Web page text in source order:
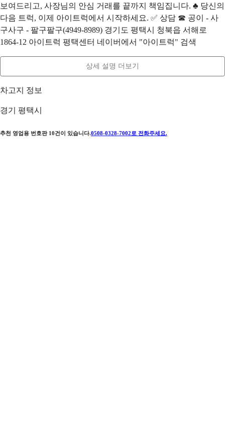
보여드리고, 사장님의 안심 거래를 끝까지 책임집니다. ♣ 당신의
다음 트럭, 이제 아이트럭에서 시작하세요. ✅ 상담 ☎ 공이 - 사
구사구 - 팔구팔구(4949-8989) 경기도 평택시 청북읍 서해로
1864-12 아이트럭 평택센터 네이버에서 "아이트럭" 검색
상세 설명 더보기
차고지 정보
경기 평택시
추천 영업용 번호판 10건이 있습니다.0508-0328-7002 로 전화주세요.